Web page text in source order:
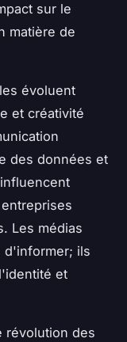
sur le
matière de
évoluent
et créativité
des données et
Les médias
d'informer; ils
et
révolution des